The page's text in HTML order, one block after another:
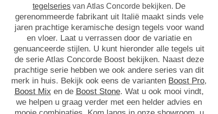
tegelseries van Atlas Concorde bekijken. De
gerenommeerde fabrikant uit Italië maakt sinds vele
jaren prachtige keramische design tegels voor wand
en vloer. Laat u verrassen door de variatie en
genuanceerde stijlen. U kunt hieronder alle tegels uit
de serie Atlas Concorde Boost bekijken. Naast deze
prachtige serie hebben we ook andere series van dit
merk in huis. Bekijk ook eens de varianten Boost Pro,
Boost Mix en de Boost Stone. Wat u ook mooi vindt,
we helpen u graag verder met een helder advies en